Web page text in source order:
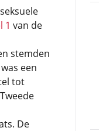
1 van de
stemden
een
tot
De